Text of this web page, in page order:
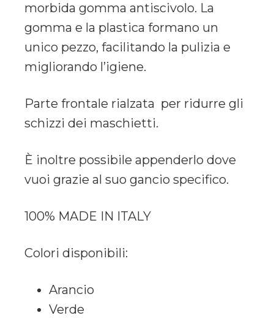
morbida gomma antiscivolo. La
gomma e la plastica formano un
unico pezzo, facilitando la pulizia e
migliorando l’igiene.
Parte frontale rialzata per ridurre gli
schizzi dei maschietti.
È inoltre possibile appenderlo dove
vuoi grazie al suo gancio specifico.
100% MADE IN ITALY
Colori disponibili:
Arancio
Verde